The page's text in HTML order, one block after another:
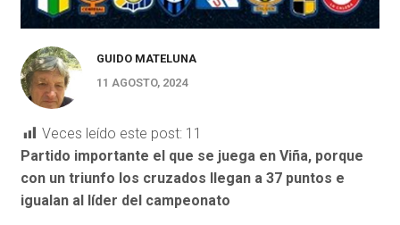
GUIDO MATELUNA
11 AGOSTO, 2024
Veces leído este post: 11
Partido importante el que se juega en Viña, porque
con un triunfo los cruzados llegan a 37 puntos e
igualan al líder del campeonato